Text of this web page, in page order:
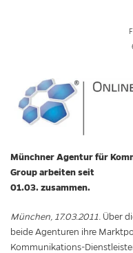
Münchner Agentur für
Group arbeiten seit
01.03. zusammen.
München, 17.03.2011. Über
beide Agenturen ihre
Kommunikations-